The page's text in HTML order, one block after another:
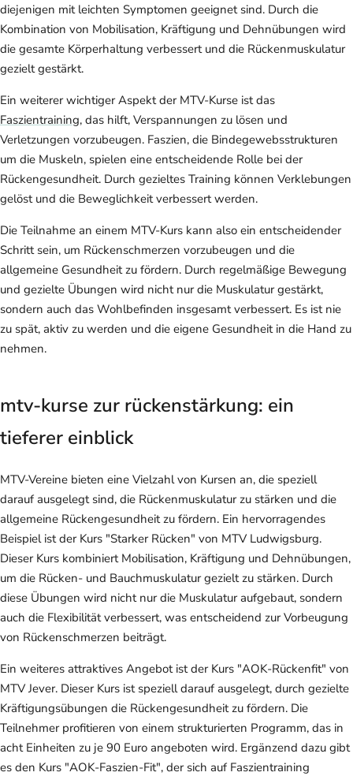
diejenigen mit leichten Symptomen geeignet sind. Durch die
Kombination von Mobilisation, Kräftigung und Dehnübungen wird
die gesamte Körperhaltung verbessert und die Rückenmuskulatur
gezielt gestärkt.
Ein weiterer wichtiger Aspekt der MTV-Kurse ist das
Faszientraining, das hilft, Verspannungen zu lösen und
Verletzungen vorzubeugen. Faszien, die Bindegewebsstrukturen
um die Muskeln, spielen eine entscheidende Rolle bei der
Rückengesundheit. Durch gezieltes Training können Verklebungen
gelöst und die Beweglichkeit verbessert werden.
Die Teilnahme an einem MTV-Kurs kann also ein entscheidender
Schritt sein, um Rückenschmerzen vorzubeugen und die
allgemeine Gesundheit zu fördern. Durch regelmäßige Bewegung
und gezielte Übungen wird nicht nur die Muskulatur gestärkt,
sondern auch das Wohlbefinden insgesamt verbessert. Es ist nie
zu spät, aktiv zu werden und die eigene Gesundheit in die Hand zu
nehmen.
mtv-kurse zur rückenstärkung: ein
tieferer einblick
MTV-Vereine bieten eine Vielzahl von Kursen an, die speziell
darauf ausgelegt sind, die Rückenmuskulatur zu stärken und die
allgemeine Rückengesundheit zu fördern. Ein hervorragendes
Beispiel ist der Kurs "Starker Rücken" von MTV Ludwigsburg.
Dieser Kurs kombiniert Mobilisation, Kräftigung und Dehnübungen,
um die Rücken- und Bauchmuskulatur gezielt zu stärken. Durch
diese Übungen wird nicht nur die Muskulatur aufgebaut, sondern
auch die Flexibilität verbessert, was entscheidend zur Vorbeugung
von Rückenschmerzen beiträgt.
Ein weiteres attraktives Angebot ist der Kurs "AOK-Rückenfit" von
MTV Jever. Dieser Kurs ist speziell darauf ausgelegt, durch gezielte
Kräftigungsübungen die Rückengesundheit zu fördern. Die
Teilnehmer profitieren von einem strukturierten Programm, das in
acht Einheiten zu je 90 Euro angeboten wird. Ergänzend dazu gibt
es den Kurs "AOK-Faszien-Fit", der sich auf Faszientraining